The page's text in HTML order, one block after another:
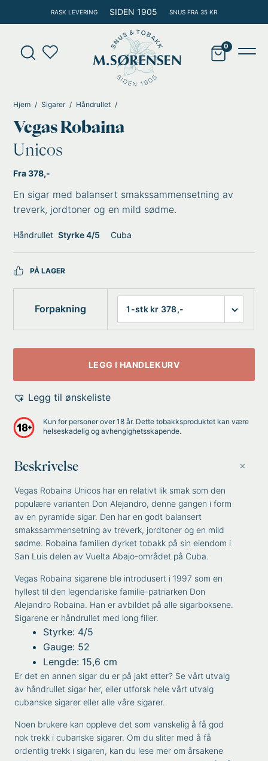
rett
innholdet
RASK LEVERING SIDEN 1905 SNUS FRA 35 KR
Products
search
Hjem Sigarer Håndrullet
Vegas Robaina
Unicos
Fra 378,-
En sigar med balansert smakssammensetning av
treverk, jordtoner og en mild sødme.
Håndrullet Styrke 4/5 Cuba
PÅ LAGER
Forpakning
LEGG I HANDLEKURV
Legg til ønskeliste
Kun for personer over 18 år. Dette tobakksproduktet kan være
helseskadelig og avhengighetsskapende.
Beskrivelse
Vegas Robaina Unicos har en relativt lik smak som den
populære varianten Don Alejandro, denne gangen i form
av en pyramide sigar. Den har en godt balansert
smakssammensetning av treverk, jordtoner og en mild
sødme. Robaina familien dyrket tobakk på sin eiendom i
San Luis delen av Vuelta Abajo-området på Cuba.
Vegas Robaina sigarene ble introdusert i 1997 som en
hyllest til den legendariske familie-patriarken Don
Alejandro Robaina. Han er avbildet på alle sigarboksene.
Sigarene er håndrullet med long filler.
Styrke: 4/5
Gauge: 52
Lengde: 15,6 cm
Er det en annen sigar du er på jakt etter? Se vårt utvalg
av håndrullet sigar her, eller utforsk hele vårt utvalg
cubanske sigarer eller alle våre sigarer.
Noen brukere kan oppleve det som vanskelig å få god
nok trekk i cubanske sigarer. Om du sliter med å få
ordentlig trekk i sigaren, kan du lese mer omårsakene